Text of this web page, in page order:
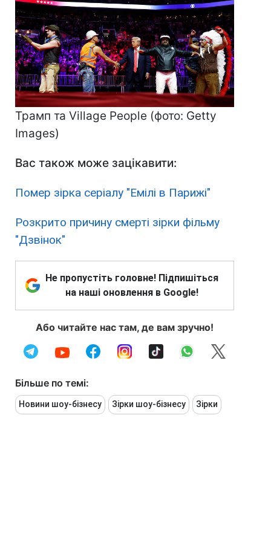
Трамп та Village People (фото: Getty
Images)
Вас також може зацікавити:
Помер зірка серіалу "Емілі в Парижі"
Розкрито причину смерті зірки фільму
"Дзвінок"
Не пропустіть головне! Підпишіться
на наші оновлення в Google!
Або читайте нас там, де вам зручно!
Більше по темі:
Новини шоу-бізнесу Зірки шоу-бізнесу Зірки